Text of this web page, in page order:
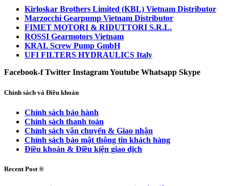
Kirloskar Brothers Limited (KBL) Vietnam Distributor
Marzocchi Gearpump Vietnam Distributor
FIMET MOTORI & RIDUTTORI S.R.L.
ROSSI Gearmotors Vietnam
KRAL Screw Pump GmbH
UFI FILTERS HYDRAULICS Italy
Facebook-f Twitter InstagramYoutube Whatsapp Skype
Chính sách và Điều khoản
Chính sách bảo hành
Chính sách thanh toán
Chính sách vận chuyển & Giao nhận
Chính sách bảo mật thông tin khách hàng
Điều khoản & Điều kiện giao dịch
Recent Post ®